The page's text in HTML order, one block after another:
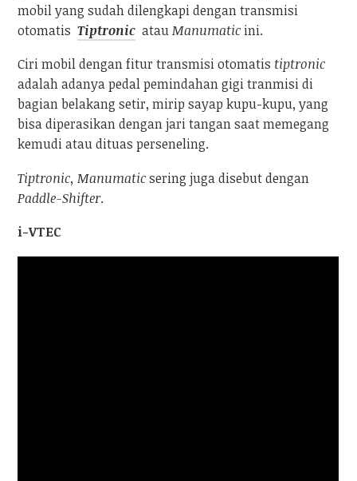
mobil yang sudah dilengkapi dengan transmisi
otomatis Tiptronic atauManumatic ini.
Ciri mobil dengan fitur transmisi otomatistiptronic
adalah adanya pedal pemindahan gigi tranmisi di
bagian belakang setir, mirip sayap kupu-kupu, yang
bisa diperasikan dengan jari tangan saat memegang
kemudi atau dituas perseneling.
Tiptronic, Manumaticsering juga disebut dengan
Paddle-Shifter.
i-VTEC